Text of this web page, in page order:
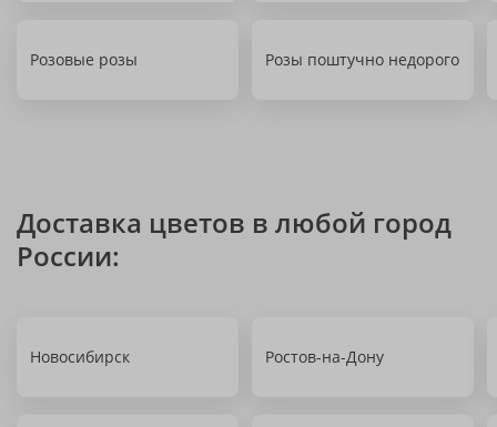
Розовые розы Розы поштучно недорого
Доставка цветов в любой город
России:
Новосибирск Ростов-на-Дону